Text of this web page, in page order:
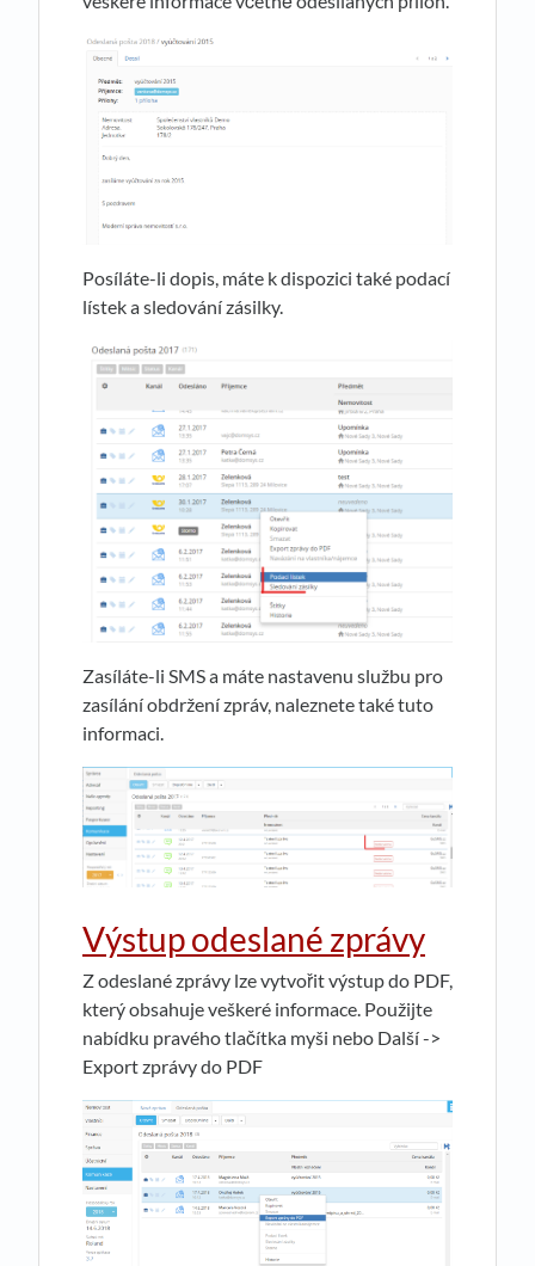
Posíláte-li dopis, máte k dispozici také podací
lístek a sledování zásilky.
Zasíláte-li SMS a máte nastavenu službu pro
zasílání obdržení zpráv, naleznete také tuto
informaci.
Výstup odeslané zprávy
Z odeslané zprávy lze vytvořit výstup do PDF,
který obsahuje veškeré informace. Použijte
nabídku pravého tlačítka myši nebo Další ->
Export zprávy do PDF